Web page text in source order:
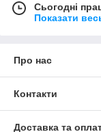
Сьогодні
Показати
Про нас
Контакти
Доставка та